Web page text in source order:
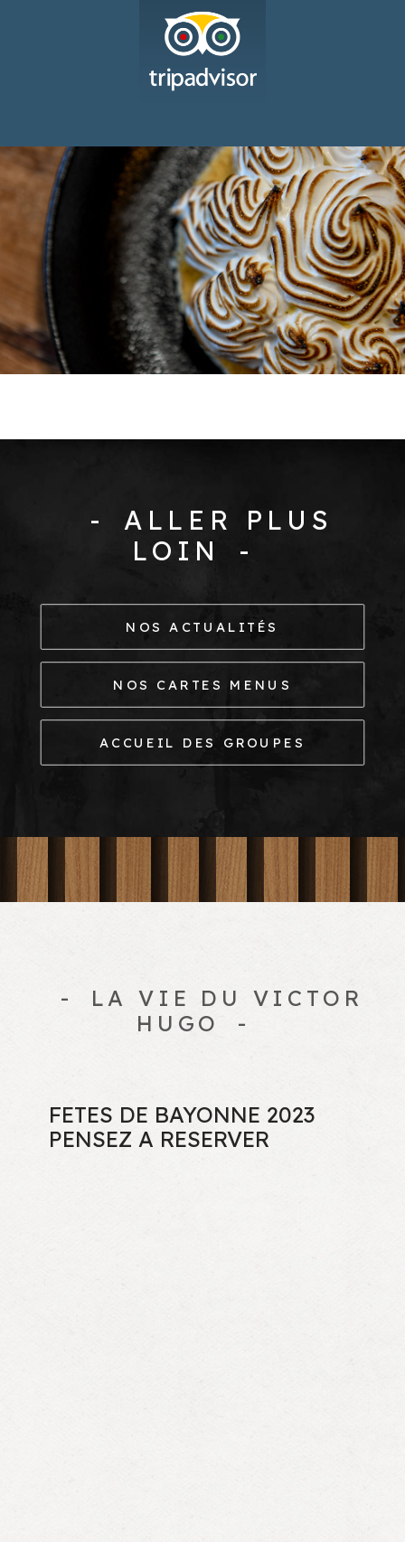
ALLER PLUS
LOIN
NOS ACTUALITÉS
NOS CARTES MENUS
ACCUEIL DES GROUPES
LA VIE DU VICTOR
HUGO
FETES DE BAYONNE 2023
PENSEZ A RESERVER